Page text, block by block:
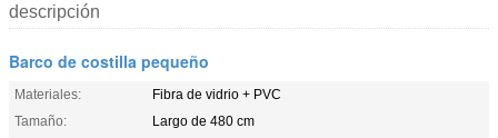
descripción
Barco de costilla pequeño
Materiales:
Fibra de vidrio + PVC
Tamaño:
Largo de 480 cm